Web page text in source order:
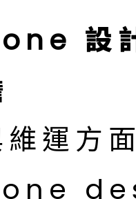
設計
運方